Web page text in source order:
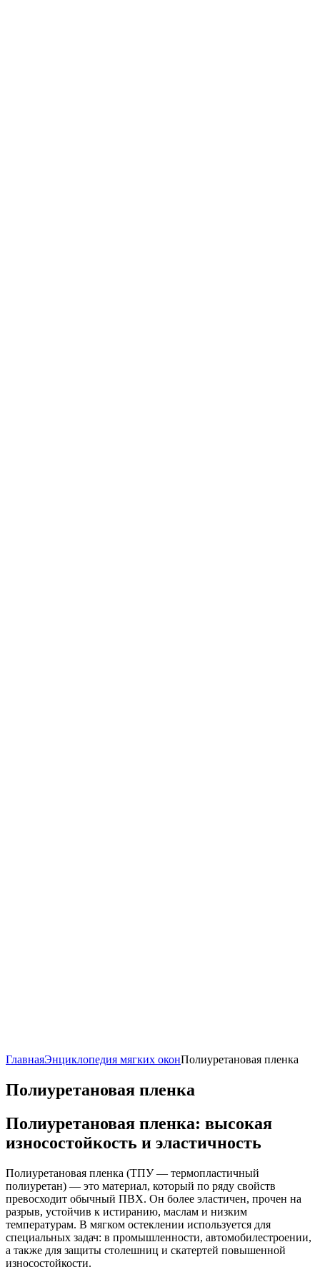
ГлавнаяЭнциклопедия мягких оконПолиуретановая пленка
Полиуретановая пленка
Полиуретановая пленка: высокая
износостойкость и эластичность
Полиуретановая пленка (ТПУ — термопластичный
полиуретан) — это материал, который по ряду свойств
превосходит обычный ПВХ. Он более эластичен, прочен на
разрыв, устойчив к истиранию, маслам и низким
температурам. В мягком остеклении используется для
специальных задач: в промышленности, автомобилестроении,
а также для защиты столешниц и скатертей повышенной
износостойкости.